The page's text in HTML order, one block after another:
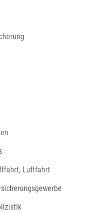
Luftfahrt